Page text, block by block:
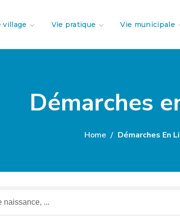
village Vie pratique Vie municipale
Démarches
Home Démarches En